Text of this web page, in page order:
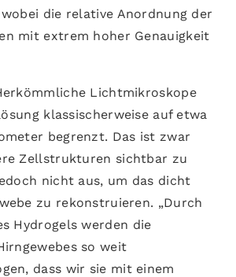
die relative Anordnung der
mit extrem hoher Genauigkeit
Lichtmikroskope
klassischerweise auf etwa
begrenzt. Das ist zwar
Zellstrukturen sichtbar zu
nicht aus, um das dicht
zu rekonstruieren. „Durch
Hydrogels werden die
so weit
dass wir sie mit einem